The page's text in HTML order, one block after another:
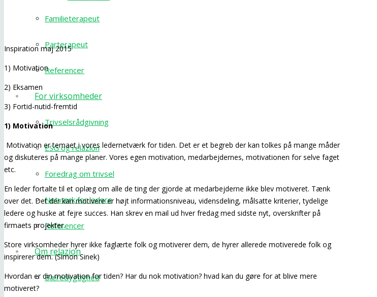
Familieterapeut
Parterapeut
Referencer
For virksomheder
Trivselsrådgivning
ESG og relazion
Foredrag om trivsel
Netværk for ledere
Referencer
Om relazion
Bæredygtighed
Inspiration maj 2015
1) Motivation
2) Eksamen
3) Fortid-nutid-fremtid
1) Motivation
Motivation er temaet i vores ledernetværk for tiden. Det er et begreb der kan tolkes på mange måder
og diskuteres på mange planer. Vores egen motivation, medarbejdernes, motivationen for selve faget
etc.
En leder fortalte til et oplæg om alle de ting der gjorde at medarbejderne ikke blev motiveret. Tænk
over det. Det der kan motivere er højt informationsniveau, vidensdeling, målsatte kriterier, tydelige
ledere og huske at fejre succes. Han skrev en mail ud hver fredag med sidste nyt, overskrifter på
firmaets projekter.
Store virksomheder hyrer ikke faglærte folk og motiverer dem, de hyrer allerede motiverede folk og
inspirerer dem. (Simon Sinek)
Hvordan er din motivation for tiden? Har du nok motivation? hvad kan du gøre for at blive mere
motiveret?